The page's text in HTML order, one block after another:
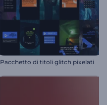
Pacchetto di titoli glitch pixelati